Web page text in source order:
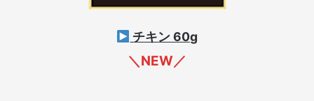
チキン 60g
＼NEW／